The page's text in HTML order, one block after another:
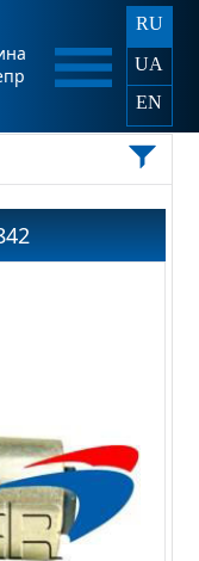
RU
UA
EN